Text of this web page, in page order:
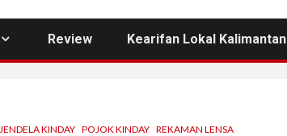
Review Kearifan Lokal Kalimantan
JENDELA KINDAY POJOK KINDAY REKAMAN LENSA